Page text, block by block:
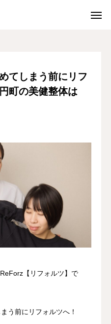
てしまう前にリフ
町の美健整体は
【リフォルツ】で